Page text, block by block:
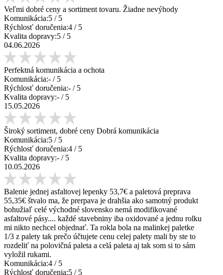
Veľmi dobré ceny a sortiment tovaru. Žiadne nevýhody
Komunikácia:5 / 5
Rýchlosť doručenia:4 / 5
Kvalita dopravy:5 / 5
04.06.2026
Perfektná komunikácia a ochota
Komunikácia:- / 5
Rýchlosť doručenia:- / 5
Kvalita dopravy:- / 5
15.05.2026
Široký sortiment, dobré ceny Dobrá komunikácia
Komunikácia:5 / 5
Rýchlosť doručenia:4 / 5
Kvalita dopravy:- / 5
10.05.2026
Balenie jednej asfaltovej lepenky 53,7€ a paletová preprava
55,35€ štvalo ma, že prerpava je drahšia ako samotný produkt
bohužiaľ celé východné slovensko nemá modifikované
asfaltové pásy.... každé stavebniny iba oxidované a jednu rolku
mi nikto nechcel objednať. Ta rokla bola na malinkej paletke
1/3 z palety tak prečo účtujete cenu celej palety mali by ste to
rozdeliť na polovičná paleta a celá paleta aj tak som si to sám
vyložil rukami.
Komunikácia:4 / 5
Rýchlosť doručenia:5 / 5